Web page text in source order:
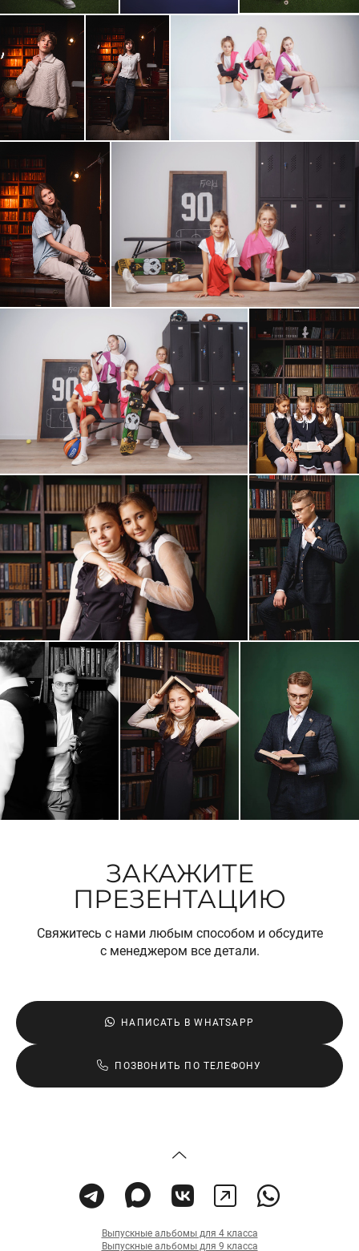
ЗАКАЖИТЕ
ПРЕЗЕНТАЦИЮ
Свяжитесь с нами любым способом и обсудите
с менеджером все детали.
НАПИСАТЬ В WHATSAPP
ПОЗВОНИТЬ ПО ТЕЛЕФОНУ
Выпускные альбомы для 4 класса
Выпускные альбомы для 9 класса